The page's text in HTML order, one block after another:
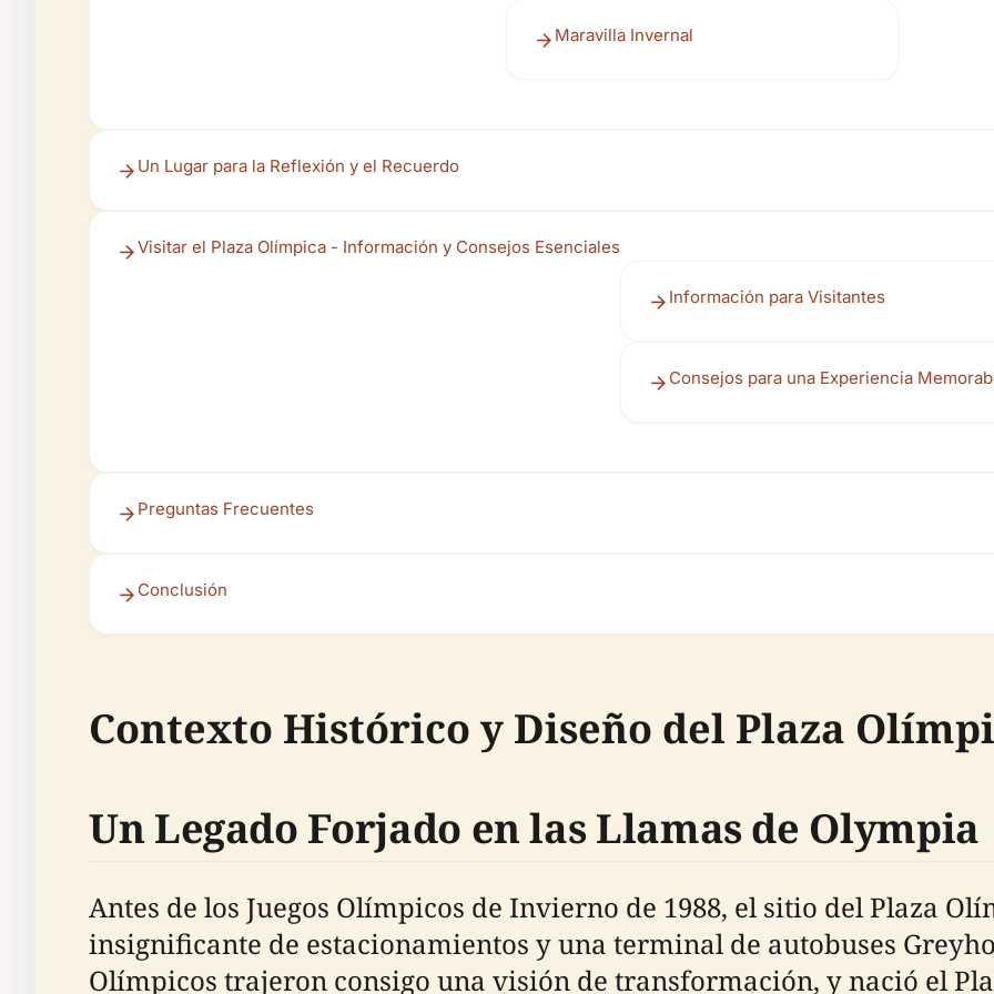
Maravilla Invernal
Un Lugar para la Reflexión y el Recuerdo
Visitar el Plaza Olímpica - Información y Consejos Esenciales
Información para Visitantes
Consejos para una Experiencia
Preguntas Frecuentes
Conclusión
Contexto Histórico y Diseño del Plaza
Un Legado Forjado en las Llamas de Olympia
Antes de los Juegos Olímpicos de Invierno de 1988, el sitio del Plaza
insignificante de estacionamientos y una terminal de autobuses
Olímpicos trajeron consigo una visión de transformación, y nació el